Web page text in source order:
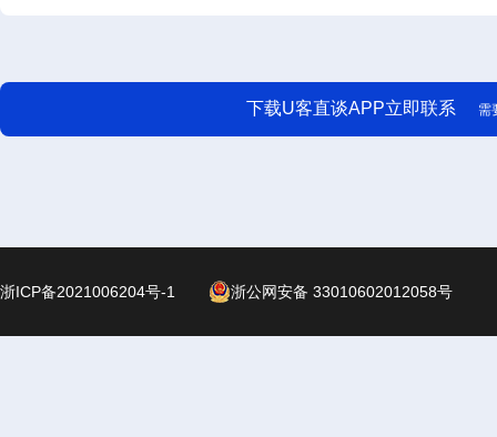
下载U客直谈APP立即联系 需
浙ICP备2021006204号-1 浙公网安备 33010602012058号